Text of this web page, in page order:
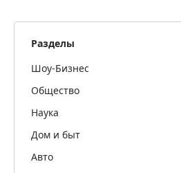
Разделы
Шоу-Бизнес
Общество
Наука
Дом и быт
Авто